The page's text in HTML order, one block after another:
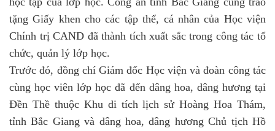
tặng Giấy khen cho các tập thể, cá nhân của Học viện
Chính trị CAND đã thành tích xuất sắc trong công tác tổ
chức, quản lý lớp học.
Trước đó, đồng chí Giám đốc Học viện và đoàn công tác
cùng học viên lớp học đã đến dâng hoa, dâng hương tại
Đền Thề thuộc Khu di tích lịch sử Hoàng Hoa Thám,
tỉnh Bắc Giang và dâng hoa, dâng hương Chủ tịch Hồ